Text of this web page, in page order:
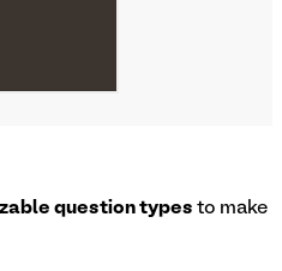
question types to make